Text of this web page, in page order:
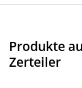
Produkte
Zerteiler